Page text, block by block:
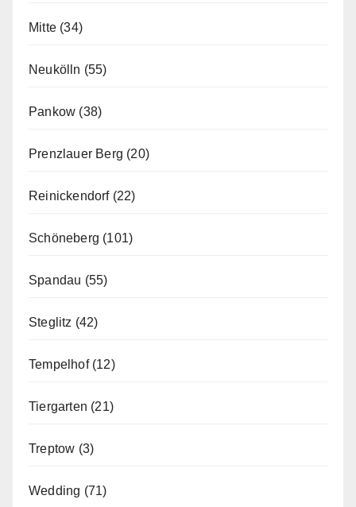
Mitte (34)
Neukölln (55)
Pankow (38)
Prenzlauer Berg (20)
Reinickendorf(22)
Schöneberg (101)
Spandau (55)
Steglitz (42)
Tempelhof(12)
Tiergarten (21)
Treptow (3)
Wedding (71)